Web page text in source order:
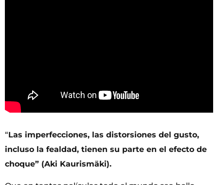
“Las imperfecciones, las distorsiones del gusto,
incluso la fealdad, tienen su parte en el efecto de
choque” (Aki Kaurismäki).